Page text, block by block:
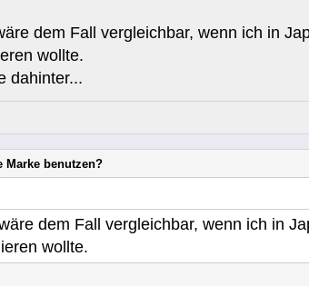
dem Fall vergleichbar, wenn ich in
wollte.
dahinter...
Marke benutzen?
dem Fall vergleichbar, wenn ich in
wollte.